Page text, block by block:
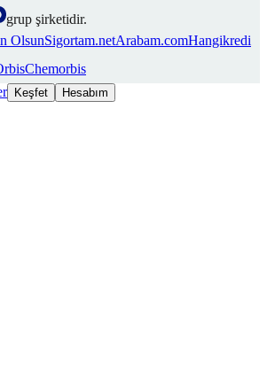
grup şirketidir.
OlsunSigortam.netArabam.comHangikredi
Chemorbis
Keşfet Hesabım